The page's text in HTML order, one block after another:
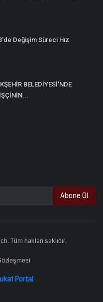
Değişim Süreci Hız
BELEDİYESİ'NDE
Abone Ol
Tüm hakları saklıdır.
Portal